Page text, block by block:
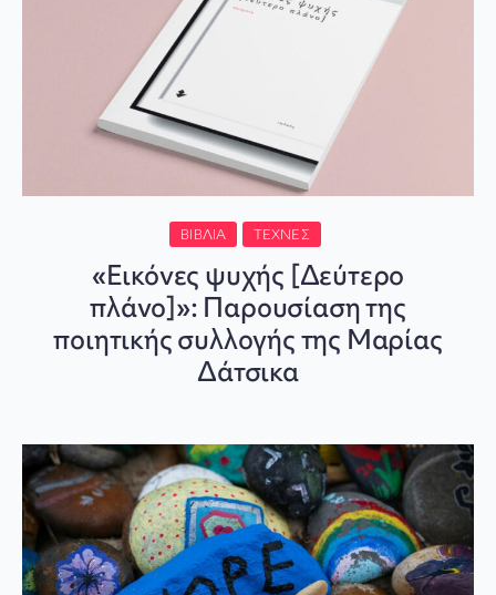
ΒΙΒΛΊΑ ΤΈΧΝΕΣ
«Εικόνες ψυχής [Δεύτερο
πλάνο]»: Παρουσίαση της
ποιητικής συλλογής της Μαρίας
Δάτσικα